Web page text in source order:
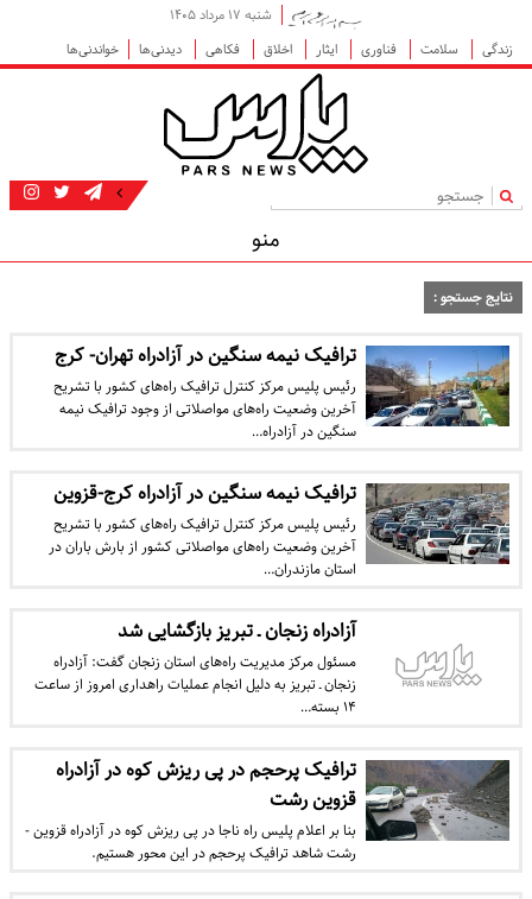
شنبه ۱۷ مرداد ۱۴۰۵
زندگی
سلامت فناوری ایثار اخلاق فکاهی دیدنی‌ها خواندنی‌ها
|
منو
نتایج جستجو :
ترافیک نیمه سنگین در آزادراه تهران- کرج
رئیس پلیس مرکز کنترل ترافیک راه‌های کشور با تشریح
آخرین وضعیت راه‌های مواصلاتی از وجود ترافیک نیمه
سنگین در آزادراه…
ترافیک نیمه سنگین در آزادراه کرج-قزوین
رئیس پلیس مرکز کنترل ترافیک راه‌های کشور با تشریح
آخرین وضعیت‌ راه‌های مواصلاتی کشور از بارش باران در
استان مازندران…
آزادراه زنجان ـ تبریز بازگشایی شد
مسئول مرکز مدیریت راه‌های استان زنجان گفت: آزادراه
زنجان ـ تبریز به دلیل انجام عملیات راهداری امروز از ساعت
۱۴ بسته…
ترافیک پرحجم در پی ریزش کوه در آزادراه
قزوین رشت
بنا بر اعلام پلیس راه ناجا در پی ریزش کوه در آزادراه قزوین -
رشت شاهد ترافیک پرحجم در این محور هستیم.